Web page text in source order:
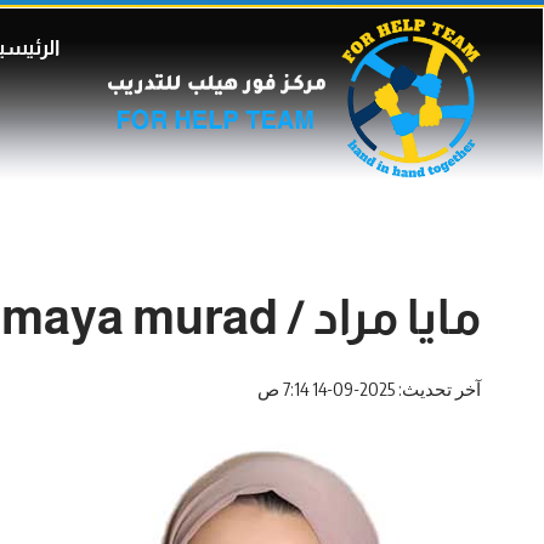
مايا مراد / maya murad
آخر تحديث: 2025-09-14 7:14 ص